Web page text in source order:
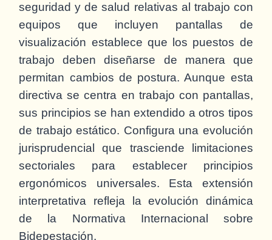
seguridad y de salud relativas al trabajo con
equipos que incluyen pantallas de
visualización establece que los puestos de
trabajo deben diseñarse de manera que
permitan cambios de postura. Aunque esta
directiva se centra en trabajo con pantallas,
sus principios se han extendido a otros tipos
de trabajo estático. Configura una evolución
jurisprudencial que trasciende limitaciones
sectoriales para establecer principios
ergonómicos universales. Esta extensión
interpretativa refleja la evolución dinámica
de la Normativa Internacional sobre
Bidepestación.